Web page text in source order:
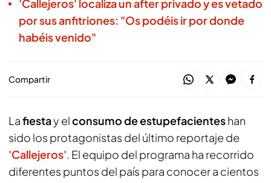
'Callejeros' localiza un after privado y es vetado
por sus anfitriones: "Os podéis ir por donde
habéis venido"
Compartir
Lafiestay elconsumo de estupefacienteshan
sido los protagonistas del último reportaje de
'Callejeros'. El equipo del programa ha recorrido
diferentes puntos del país para conocer a cientos